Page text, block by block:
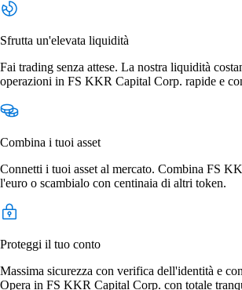
Sfrutta un'elevata liquidità
Fai trading senza attese. La nostra liquidità
operazioni in FS KKR Capital Corp. rapide e
Combina i tuoi asset
Connetti i tuoi asset al mercato. Combina FS
l'euro o scambialo con centinaia di altri token.
Proteggi il tuo conto
Massima sicurezza con verifica dell'identità e
Opera in FS KKR Capital Corp. con totale